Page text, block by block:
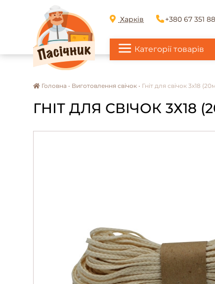
Харків +380 67 351
Категорії товарів
Головна • Виготовлення свічок • Гніт для свічок 3х18
ГНІТ ДЛЯ СВІЧОК 3Х18